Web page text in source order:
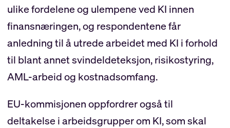
ulike fordelene og ulempene ved KI innen
finansnæringen, og respondentene får
anledning til å utrede arbeidet med KI i forhold
til blant annet svindeldeteksjon, risikostyring,
AML-arbeid og kostnadsomfang.
EU-kommisjonen oppfordrer også til
deltakelse i arbeidsgrupper om KI, som skal